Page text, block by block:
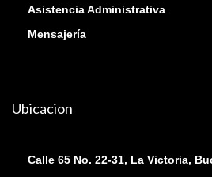
Asistencia Administrativa
Mensajería
Ubicacion
Calle 65 No. 22-31, La Victoria,